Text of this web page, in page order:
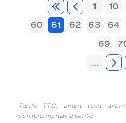
1 10
60
61 62 63 64
69
...
Tarifs TTC, avant tout
complémentaire santé